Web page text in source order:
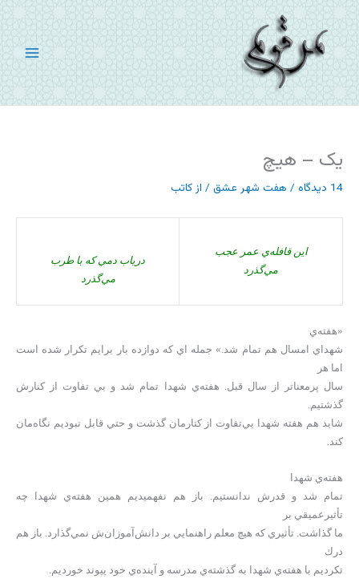
پرش
به
محتوا
یک – هیچ
14 دیدگاه / هفت شهر عشق / از کاتب
اين قافله‌ي عمر عجب
مي‌گذرد
درياب دمي كه با طرب
مي‌گذرد
«هفته‌ي
شهداي امسال هم تمام شد.» جمله اي كه دوازده بار برايم تكرار شده است
اما هر
سال پرمعناتر از سال قبل. هفته‌ي شهدا تمام شد و بي تفاوت از كنارش
گذشتيم.
شايد هم هفته شهدا بي‌تفاوت از كنارمان گذشت و حتي قابل نبوديم نگاه‌مان
كند.
هفته‌ي شهدا
تمام شد و قدرش ندانستيم. باز هم نفهميديم همين هفته‌ي شهدا چه
تأثيرعميقي بر
ما گذاشت. تأثيري كه هيچ معلم راهنمايي بر دانش‌آموزان‌ش نمي‌گذارد. باز هم
درك
نكرديم با هفته‌ي شهدا به گذشته‌ي مدرسه و آينده‌ي خود پيوند خورديم.